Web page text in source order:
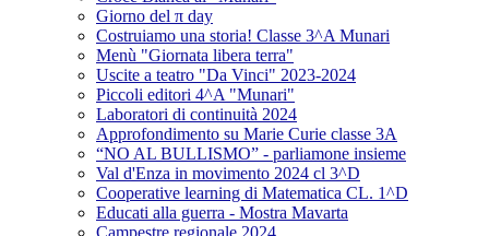
Giorno del π day
Costruiamo una storia! Classe 3^A Munari
Menù "Giornata libera terra"
Uscite a teatro "Da Vinci" 2023-2024
Piccoli editori 4^A "Munari"
Laboratori di continuità 2024
Approfondimento su Marie Curie classe 3A
“NO AL BULLISMO” - parliamone insieme
Val d'Enza in movimento 2024 cl 3^D
Cooperative learning di Matematica CL. 1^D
Educati alla guerra - Mostra Mavarta